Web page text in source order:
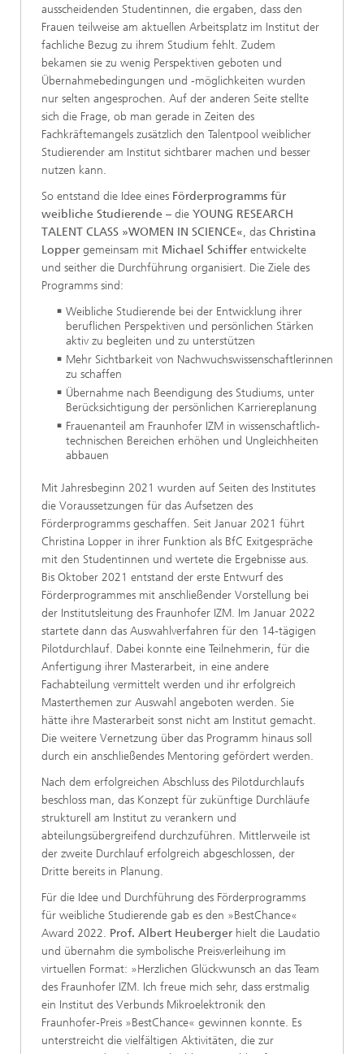
ausscheidenden Studentinnen, die ergaben, dass den
Frauen teilweise am aktuellen Arbeitsplatz im Institut der
fachliche Bezug zu ihrem Studium fehlt. Zudem
bekamen sie zu wenig Perspektiven geboten und
Übernahmebedingungen und -möglichkeiten wurden
nur selten angesprochen. Auf der anderen Seite stellte
sich die Frage, ob man gerade in Zeiten des
Fachkräftemangels zusätzlich den Talentpool weiblicher
Studierender am Institut sichtbarer machen und besser
nutzen kann.
So entstand die Idee eines Förderprogramms für
weibliche Studierende – die YOUNG RESEARCH
TALENT CLASS »WOMEN IN SCIENCE«, das Christina
Lopper gemeinsam mit Michael Schiffer entwickelte
und seither die Durchführung organisiert. Die Ziele des
Programms sind:
Weibliche Studierende bei der Entwicklung ihrer
beruflichen Perspektiven und persönlichen Stärken
aktiv zu begleiten und zu unterstützen
Mehr Sichtbarkeit von Nachwuchswissenschaftlerinnen
zu schaffen
Übernahme nach Beendigung des Studiums, unter
Berücksichtigung der persönlichen Karriereplanung
Frauenanteil am Fraunhofer IZM in wissenschaftlich-
technischen Bereichen erhöhen und Ungleichheiten
abbauen
Mit Jahresbeginn 2021 wurden auf Seiten des Institutes
die Voraussetzungen für das Aufsetzen des
Förderprogramms geschaffen. Seit Januar 2021 führt
Christina Lopper in ihrer Funktion als BfC Exitgespräche
mit den Studentinnen und wertete die Ergebnisse aus.
Bis Oktober 2021 entstand der erste Entwurf des
Förderprogrammes mit anschließender Vorstellung bei
der Institutsleitung des Fraunhofer IZM. Im Januar 2022
startete dann das Auswahlverfahren für den 14-tägigen
Pilotdurchlauf. Dabei konnte eine Teilnehmerin, für die
Anfertigung ihrer Masterarbeit, in eine andere
Fachabteilung vermittelt werden und ihr erfolgreich
Masterthemen zur Auswahl angeboten werden. Sie
hätte ihre Masterarbeit sonst nicht am Institut gemacht.
Die weitere Vernetzung über das Programm hinaus soll
durch ein anschließendes Mentoring gefördert werden.
Nach dem erfolgreichen Abschluss des Pilotdurchlaufs
beschloss man, das Konzept für zukünftige Durchläufe
strukturell am Institut zu verankern und
abteilungsübergreifend durchzuführen. Mittlerweile ist
der zweite Durchlauf erfolgreich abgeschlossen, der
Dritte bereits in Planung.
Für die Idee und Durchführung des Förderprogramms
für weibliche Studierende gab es den »BestChance«
Award 2022. Prof. Albert Heuberger hielt die Laudatio
und übernahm die symbolische Preisverleihung im
virtuellen Format: »Herzlichen Glückwunsch an das Team
des Fraunhofer IZM. Ich freue mich sehr, dass erstmalig
ein Institut des Verbunds Mikroelektronik den
Fraunhofer-Preis »BestChance« gewinnen konnte. Es
unterstreicht die vielfältigen Aktivitäten, die zur